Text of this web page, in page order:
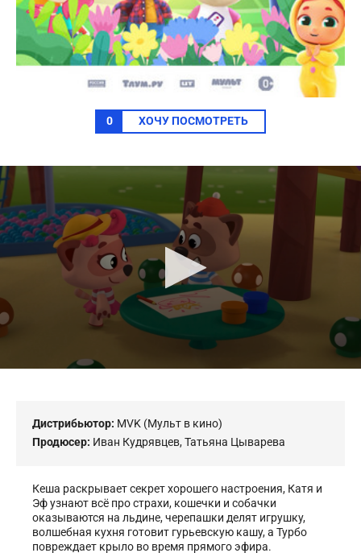
0 ХОЧУ ПОСМОТРЕТЬ
0
seconds
of
0
seconds
Дистрибьютор: MVK (Мульт в кино)
Продюсер: Иван Кудрявцев,Татьяна Цыварева
Кеша раскрывает секрет хорошего настроения, Катя и
Эф узнают всё про страхи, кошечки и собачки
оказываются на льдине, черепашки делят игрушку,
волшебная кухня готовит гурьевскую кашу, а Турбо
повреждает крыло во время прямого эфира.